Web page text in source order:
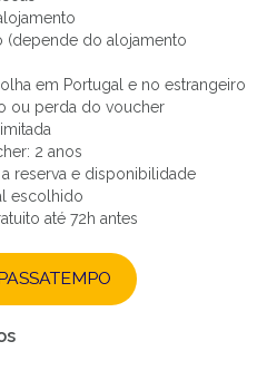
(depende do alojamento
em Portugal e no estrangeiro
ou perda do voucher
2 anos
reserva e disponibilidade
escolhido
até 72h antes